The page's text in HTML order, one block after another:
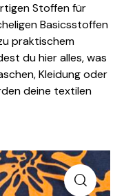
Stoffen für
Basicsstoffen
praktischem
du hier alles, was
Kleidung oder
deine textilen